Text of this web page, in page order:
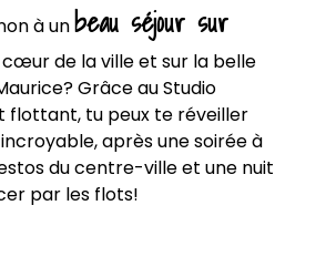
à unbeau séjour sur
cœur de la ville et sur la belle
Grâce au Studio
flottant, tu peux te réveiller
après une soirée à
du centre-ville et une nuit
par les flots!